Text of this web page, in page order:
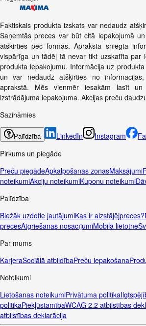
Faktiskais produkta izskats var nedaudz
Saņemtās preces var būt citā iepakojumā
atškirties pēc formas. Aprakstā sniegtā
vispārīga un tādēļ tā nevar tikt uzskatīta par
produkta iepakojumu. Informācija uz
un var nedaudz atšķirties no
aprakstā. Mēs vienmēr iesakām lasīt
izstrādājuma iepakojuma. Akcijas preču
Sazināmies
Palīdzība LinkedIn Instagram
Pirkums un piegāde
Preču piegādeApkalpošanas zonasMaksājumi
noteikumiAkciju noteikumiKuponu noteikumi
Palīdzība
Biežāk uzdotie jautājumiKas ir aizstājējpreces?
precesAtgriešanas nosacījumiMobilā lietotne
Par mums
KarjeraSociālā atbildībaPreču iepakošana
Noteikumi
Lietošanas noteikumiPrivātuma politika
politikaPiekļūstamībaWCAG 2.2 atbilstības
atbilstības deklarācija